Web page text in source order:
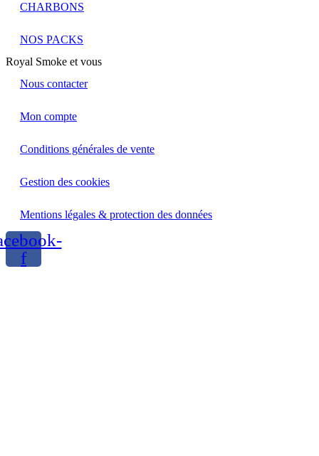
CHARBONS
NOS PACKS
Royal Smoke et vous
Nous contacter
Mon compte
Conditions générales de vente
Gestion des cookies
Mentions légales & protection des données
f